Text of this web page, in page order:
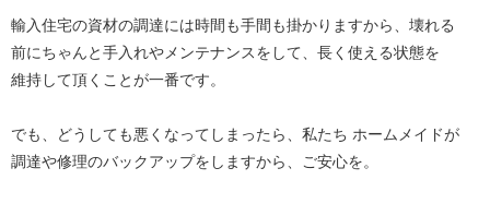
輸入住宅の資材の調達には時間も手間も掛かりますから、壊れる
前にちゃんと手入れやメンテナンスをして、長く使える状態を
維持して頂くことが一番です。
でも、どうしても悪くなってしまったら、私たち ホームメイドが
調達や修理のバックアップをしますから、ご安心を。